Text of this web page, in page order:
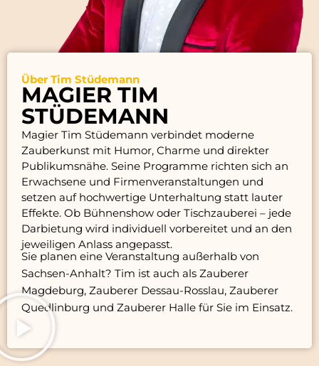
Über Tim Stüdemann
MAGIER TIM
STÜDEMANN
Magier Tim Stüdemann verbindet moderne
Zauberkunst mit Humor, Charme und direkter
Publikumsnähe. Seine Programme richten sich an
Erwachsene und Firmenveranstaltungen und
setzen auf hochwertige Unterhaltung statt lauter
Effekte. Ob Bühnenshow oder Tischzauberei – jede
Darbietung wird individuell vorbereitet und an den
jeweiligen Anlass angepasst.
Sie planen eine Veranstaltung außerhalb von
Sachsen-Anhalt? Tim ist auch als Zauberer
Magdeburg, Zauberer Dessau-Rosslau, Zauberer
Quedlinburg und Zauberer Halle für Sie im Einsatz.